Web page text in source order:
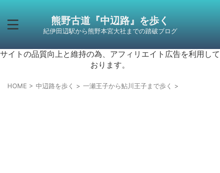
熊野古道『中辺路』を歩く
紀伊田辺駅から熊野本宮大社までの踏破ブログ
サイトの品質向上と維持の為、アフィリエイト広告を利用して
おります。
HOME > 中辺路を歩く > 一瀬王子から鮎川王子まで歩く >